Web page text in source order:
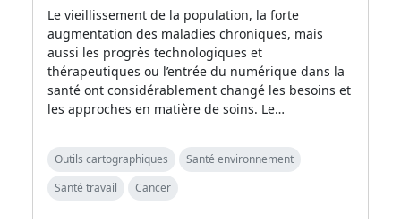
Le vieillissement de la population, la forte
augmentation des maladies chroniques, mais
aussi les progrès technologiques et
thérapeutiques ou l’entrée du numérique dans la
santé ont considérablement changé les besoins et
les approches en matière de soins. Le…
Outils cartographiques
Santé environnement
Santé travail
Cancer